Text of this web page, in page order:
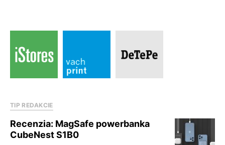
TIP REDAKCIE
Recenzia: MagSafe powerbanka
CubeNest S1B0